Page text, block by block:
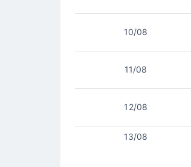
10/08
11/08
12/08
13/08